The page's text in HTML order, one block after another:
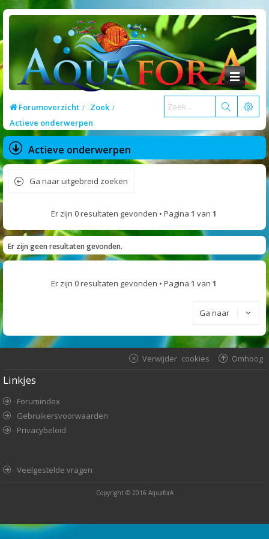
Forumoverzicht
Zoek
Actieve onderwerpen
Actieve onderwerpen
Ga naar uitgebreid zoeken
Er zijn 0 resultaten gevonden • Pagina 1 van 1
Er zijn geen resultaten gevonden.
Er zijn 0 resultaten gevonden • Pagina 1 van 1
Ga naar
Omhoog
Verwijder cookies
Linkjes
Forumindex
Gebruikersvoorwaarden
Privacybeleid
Veelgestelde vragen
Copyright © 2016 AquaforA